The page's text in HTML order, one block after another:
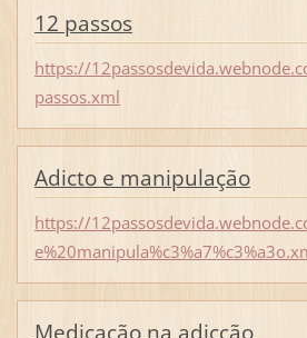
12 passos
https://
passos.xml
Adicto e manipulação
https://